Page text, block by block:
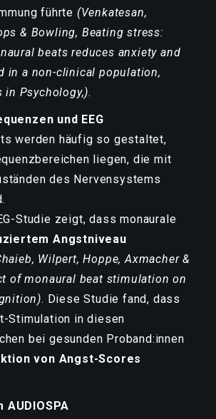
führte (Venkatesan,
& Bowling, Beating stress:
beats reduces anxiety and
in a non-clinical population,
in Psychology,).
und EEG
werden häufig so gestaltet,
liegen, die mit
des Nervensystems
Studie zeigt, dass monaurale
Angstniveau
Wilpert, Hoppe, Axmacher &
of monaural beat stimulation on
. Diese Studie fand, dass
Stimulation in diesen
bei gesunden Proband:innen
von Angst-Scores
AUDIOSPA